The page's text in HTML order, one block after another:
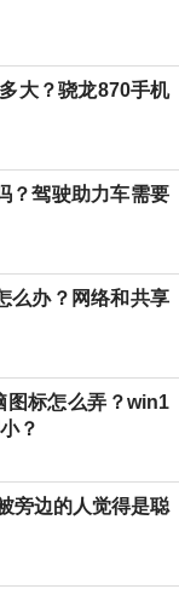
大？骁龙870手机
？驾驶助力车需要
么办？网络和共享
图标怎么弄？win1
？
旁边的人觉得是聪